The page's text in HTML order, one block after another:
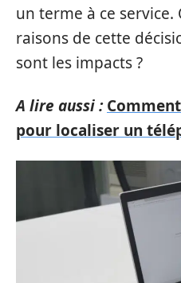
un terme à ce service.
raisons de cette
sont les impacts ?
A lire aussi :
pour localiser un